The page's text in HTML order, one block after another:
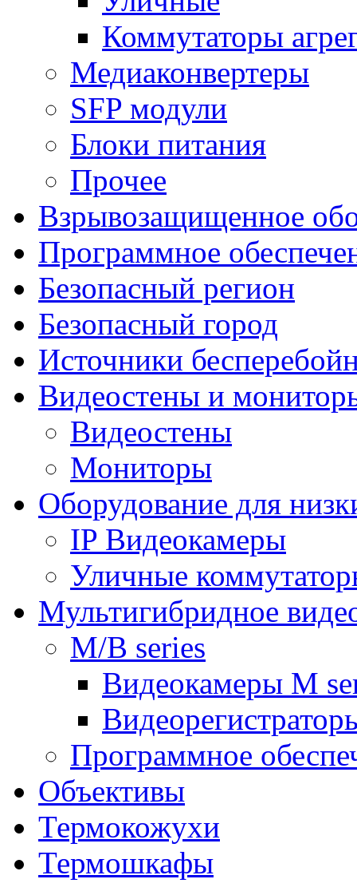
Коммутаторы
Медиаконвертеры
SFP модули
Блоки питания
Прочее
Взрывозащищенное
Программное
Безопасный регион
Безопасный город
Источники
Видеостены и
Видеостены
Мониторы
Оборудование для
IP Видеокамеры
Уличные
Мультигибридное
M/B series
Видеокамеры M
Программное
Объективы
Термокожухи
Термошкафы